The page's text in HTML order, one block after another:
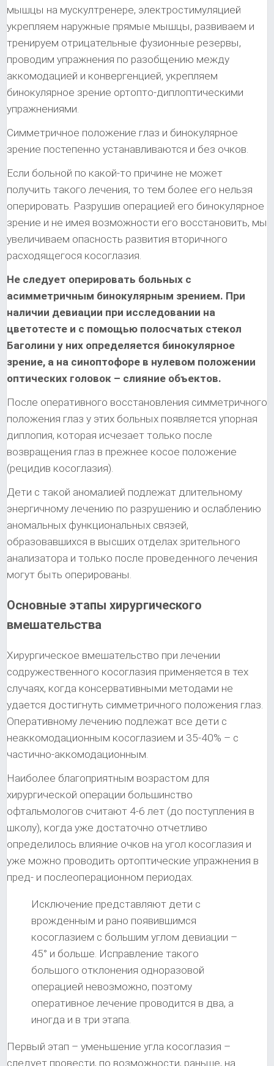
мышцы на мускултренере, электростимуляцией
укрепляем наружные прямые мышцы, развиваем и
тренируем отрицательные фузионные резервы,
проводим упражнения по разобщению между
аккомодацией и конвергенцией, укрепляем
бинокулярное зрение ортопто-диплоптическими
упражнениями.
Симметричное положение глаз и бинокулярное
зрение постепенно устанавливаются и без очков.
Если больной по какой-то причине не может
получить такого лечения, то тем более его нельзя
оперировать. Разрушив операцией его бинокулярное
зрение и не имея возможности его восстановить, мы
увеличиваем опасность развития вторичного
расходящегося косоглазия.
Не следует оперировать больных с
асимметричным бинокулярным зрением. При
наличии девиации при исследовании на
цветотесте и с помощью полосчатых стекол
Баголини у них определяется бинокулярное
зрение, а на синоптофоре в нулевом положении
оптических головок – слияние объектов.
После оперативного восстановления симметричного
положения глаз у этих больных появляется упорная
диплопия, которая исчезает только после
возвращения глаз в прежнее косое положение
(рецидив косоглазия).
Дети с такой аномалией подлежат длительному
энергичному лечению по разрушению и ослаблению
аномальных функциональных связей,
образовавшихся в высших отделах зрительного
анализатора и только после проведенного лечения
могут быть оперированы.
Основные этапы хирургического
вмешательства
Хирургическое вмешательство при лечении
содружественного косоглазия применяется в тех
случаях, когда консервативными методами не
удается достигнуть симметричного положения глаз.
Оперативному лечению подлежат все дети с
неаккомодационным косоглазием и 35-40% – с
частично-аккомодационным.
Наиболее благоприятным возрастом для
хирургической операции большинство
офтальмологов считают 4-6 лет (до поступления в
школу), когда уже достаточно отчетливо
определилось влияние очков на угол косоглазия и
уже можно проводить ортоптические упражнения в
пред- и послеоперационном периодах.
Исключение представляют дети с
врожденным и рано появившимся
косоглазием с большим углом девиации –
45° и больше. Исправление такого
большого отклонения одноразовой
операцией невозможно, поэтому
оперативное лечение проводится в два, а
иногда и в три этапа.
Первый этап – уменьшение угла косоглазия –
следует провести, по возможности, раньше, на